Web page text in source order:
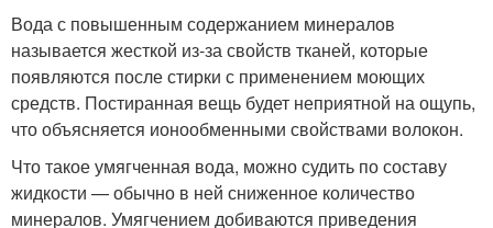
Вода с повышенным содержанием минералов
называется жесткой из-за свойств тканей, которые
появляются после стирки с применением моющих
средств. Постиранная вещь будет неприятной на ощупь,
что объясняется ионообменными свойствами волокон.
Что такое умягченная вода, можно судить по составу
жидкости — обычно в ней сниженное количество
минералов. Умягчением добиваются приведения